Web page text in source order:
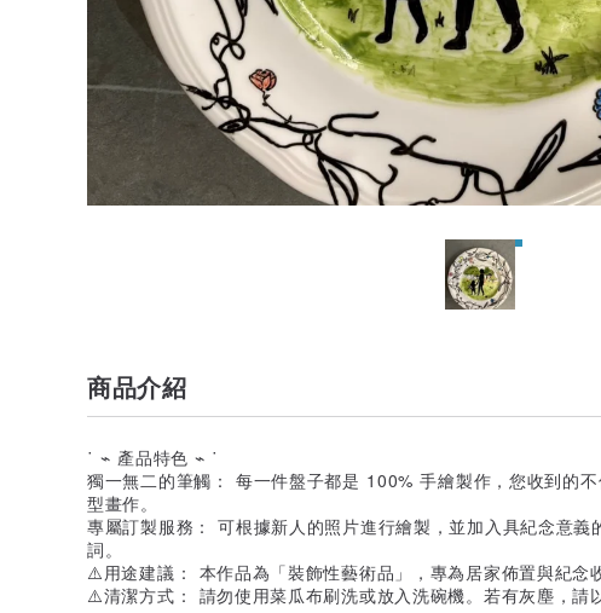
商品介紹
˙ ⌁ 產品特色 ⌁ ˙
獨一無二的筆觸： 每一件盤子都是 100% 手繪製作，您收到的
型畫作。
專屬訂製服務： 可根據新人的照片進行繪製，並加入具紀念意義
詞。
⚠️用途建議： 本作品為「裝飾性藝術品」，專為居家佈置與紀念
⚠️清潔方式： 請勿使用菜瓜布刷洗或放入洗碗機。若有灰塵，請